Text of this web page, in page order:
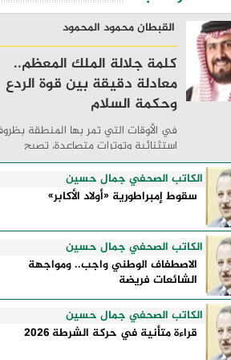
القبطان محمود المحمود
كلمة جلالة الملك المعظم..
معادلة دقيقة بين قوة الردع
وحكمة السلام
في الأوقات التي تمر بها المنطقة
استثنائية وتوترات متصاعدة، تصبح
الكلمات السياسية أكثر من مجرد مواقف
معلنة؛ فهي تكشف طريقة تفكير الدول،
وكيفية إدارتها للأزمات، والحدود التي
تفصل بين القوة ...
الكاتب الصحفي جمال حسين
سقوط إمبراطورية «أولاد الأكابر»
الكاتب الصحفي جمال حسين
الاصطفاف الوطني واجب.. ومواجهة
الشائعات فريضة
الكاتب الصحفي جمال حسين
قراءة متأنية في حركة الشرطة 2026